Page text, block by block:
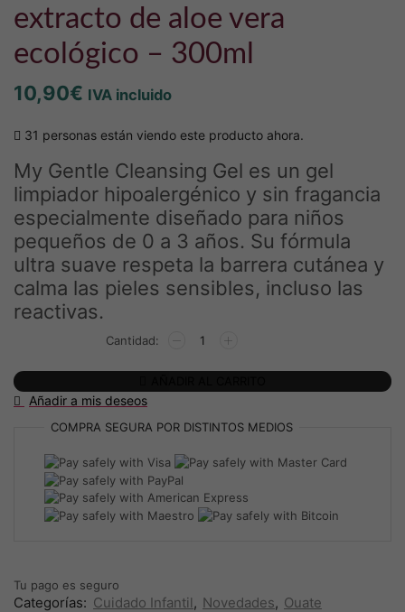
extracto de aloe vera
ecológico – 300ml
10,90€ IVA incluido
31 personas están viendo este producto ahora.
My Gentle Cleansing Gel es un gel
limpiador hipoalergénico y sin fragancia
especialmente diseñado para niños
pequeños de 0 a 3 años. Su fórmula
ultra suave respeta la barrera cutánea y
calma las pieles sensibles, incluso las
reactivas.
Recambio
limpiador
con
de
aloe
vera
ecológico
Añadir a mis deseos
COMPRA SEGURA POR DISTINTOS MEDIOS
Tu pago es seguro
Categorías: Cuidado Infantil, Novedades, Ouate